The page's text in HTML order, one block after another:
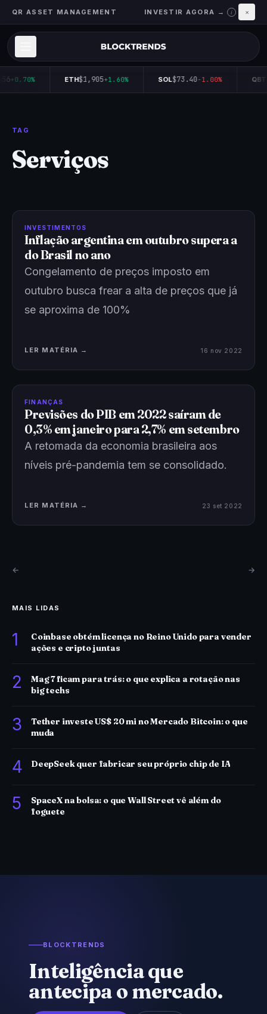
QR ASSET MANAGEMENT INVESTIR AGORA → i ×
+0.70% ETH$1,905+1.60% SOL$73.40-1.00%
TAG
Serviços
INVESTIMENTOS
Inflação argentina em outubro supera a
do Brasil no ano
Congelamento de preços imposto em
outubro busca frear a alta de preços que já
se aproxima de 100%
LER MATÉRIA → 16 nov 2022
FINANÇAS
Previsões do PIB em 2022 saíram de
0,3% em janeiro para 2,7% em setembro
A retomada da economia brasileira aos
níveis pré-pandemia tem se consolidado.
LER MATÉRIA → 23 set 2022
← →
MAIS LIDAS
1
Coinbase obtém licença no Reino Unido para vender
ações e cripto juntas
2
Mag 7 ficam para trás: o que explica a rotação nas
big techs
3
Tether investe US$ 20 mi no Mercado Bitcoin: o que
muda
4 DeepSeek quer fabricar seu próprio chip de IA
5
SpaceX na bolsa: o que Wall Street vê além do
foguete
BLOCKTRENDS
Inteligência que
antecipa o mercado.